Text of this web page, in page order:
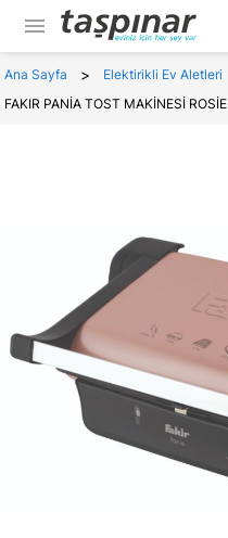
menu
Ana Sayfa > Elektirikli Ev Aletleri
FAKIR PANİA TOST MAKİNESİ ROSİE